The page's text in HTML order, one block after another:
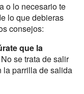
o lo necesario te
lo que debieras
consejos:
que la
se trata de salir
la parrilla de salida